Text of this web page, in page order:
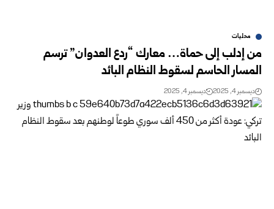
محليات
من إدلب إلى حماة… معارك “ردع العدوان” ترسم
المسار الحاسم لسقوط النظام البائد
ديسمبر 4, 2025 ديسمبر 4, 2025